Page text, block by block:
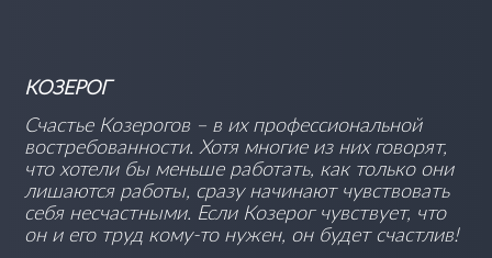
КОЗЕРОГ
Счастье Козерогов – в их профессиональной
востребованности. Хотя многие из них говорят,
что хотели бы меньше работать, как только они
лишаются работы, сразу начинают чувствовать
себя несчастными. Если Козерог чувствует, что
он и его труд кому-то нужен, он будет счастлив!